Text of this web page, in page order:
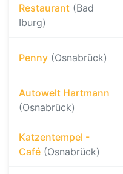
Restaurant (Bad
Iburg)
Penny (Osnabrück)
Autowelt Hartmann
(Osnabrück)
Katzentempel -
Café (Osnabrück)